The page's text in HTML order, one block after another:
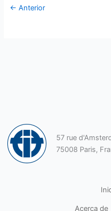
← Anterior
57 rue
75008 Paris,
Acerca de